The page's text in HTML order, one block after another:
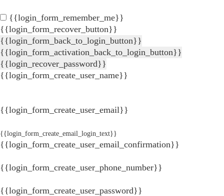
{{login_form_remember_me}}
{{login_form_recover_button}}
{{login_form_back_to_login_button}}
{{login_form_activation_back_to_login_button}}
{{login_recover_password}}
{{login_form_create_user_name}}
{{login_form_create_user_email}}
{{login_form_create_email_login_text}}
{{login_form_create_user_email_confirmation}}
{{login_form_create_user_phone_number}}
{{login_form_create_user_password}}